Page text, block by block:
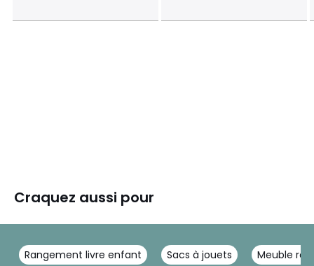
Craquez aussi pour
Rangement livre enfant Sacs à jouets Meuble